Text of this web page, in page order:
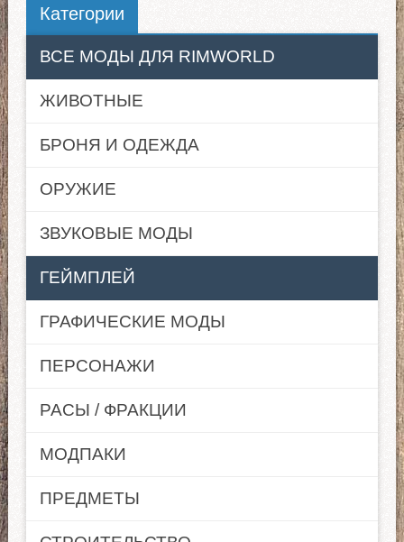
Категории
ВСЕ МОДЫ ДЛЯ RIMWORLD
ЖИВОТНЫЕ
БРОНЯ И ОДЕЖДА
ОРУЖИЕ
ЗВУКОВЫЕ МОДЫ
ГЕЙМПЛЕЙ
ГРАФИЧЕСКИЕ МОДЫ
ПЕРСОНАЖИ
РАСЫ / ФРАКЦИИ
МОДПАКИ
ПРЕДМЕТЫ